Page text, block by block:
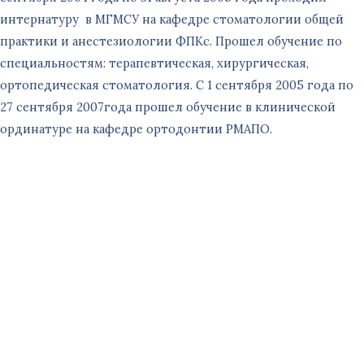
интернатуру в МГМСУ на кафедре стоматологии общей
практики и анестезиологии ФПКс. Прошел обучение по
специальностям: терапевтическая, хирургическая,
ортопедическая стоматология. С 1 сентября 2005 года по
27 сентября 2007года прошел обучение в клинической
ординатуре на кафедре ортодонтии РМАПО.